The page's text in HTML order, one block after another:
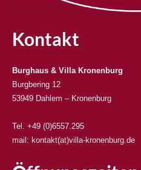
Kontakt
Burghaus & Villa Kronenburg
Burgbering 12
53949 Dahlem – Kronenburg
Tel. +49 (0)6557.295
mail: kontakt(at)villa-kronenburg.de